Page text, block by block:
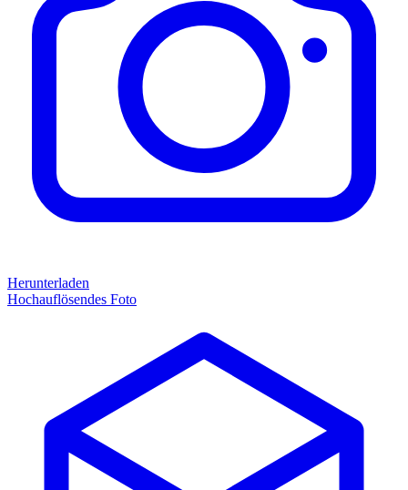
Herunterladen
Hochauflösendes Foto